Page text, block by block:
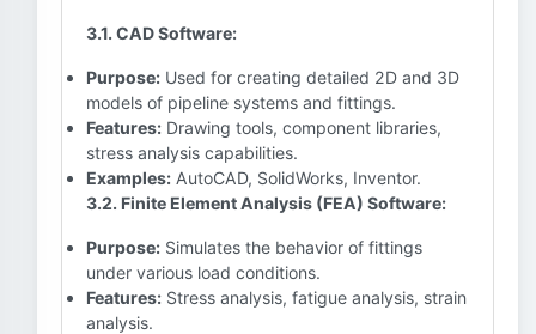
3.1. CAD Software:
Purpose: Used for creating detailed 2D and 3D
models of pipeline systems and fittings.
Features: Drawing tools, component libraries,
stress analysis capabilities.
Examples: AutoCAD, SolidWorks, Inventor.
3.2. Finite Element Analysis (FEA) Software:
Purpose: Simulates the behavior of fittings
under various load conditions.
Features: Stress analysis, fatigue analysis, strain
analysis.